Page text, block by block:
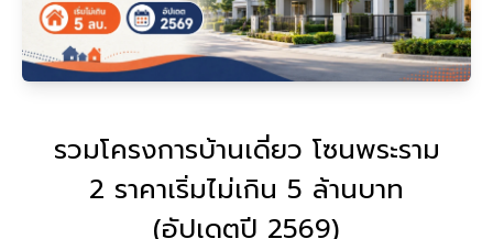
รวมโครงการบ้านเดี่ยว โซนพระราม
2 ราคาเริ่มไม่เกิน 5 ล้านบาท
(อัปเดตปี 2569)